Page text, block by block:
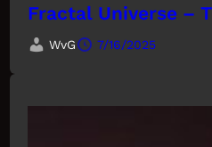
Fractal Universe –
WvG 7/16/2025